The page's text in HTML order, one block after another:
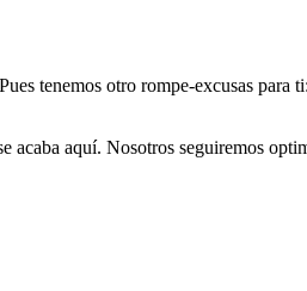
tenemos otro rompe-excusas
aquí. Nosotros seguiremos